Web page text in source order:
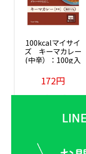
100kcalマイサイ
ズ　キーマカレー
(中辛）：100g入
172円
販売価格(税込)